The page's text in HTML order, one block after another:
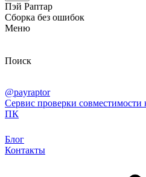
Пэй Раптар
Сборка без ошибок
Меню
Поиск
@payraptor
Сервис проверки
ПК
Блог
Контакты